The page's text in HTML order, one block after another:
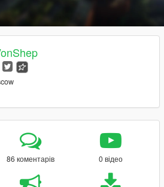
86 коментарів 0 відео